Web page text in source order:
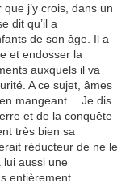
j’y crois, dans un
dit qu’il a
de son âge. Il a
et endosser la
auxquels il va
A ce sujet, âmes
mangeant… Je dis
et de la conquête
très bien sa
réducteur de ne le
lui aussi une
entièrement